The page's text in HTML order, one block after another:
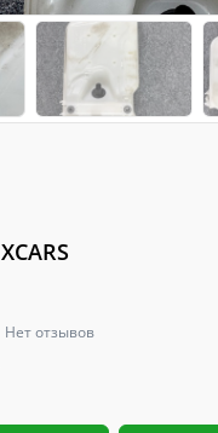
XCARS
Нет отзывов